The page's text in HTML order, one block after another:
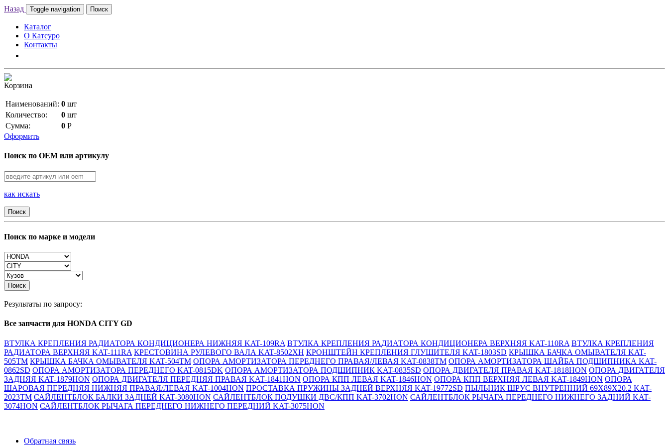
Назад Toggle navigation Поиск
Каталог
О Катсуро
Контакты
Корзина
Наименований: 0 шт
Количество:
0 шт
Сумма:
0 Р
Оформить
Поиск по OEM или артикулу
как искать
Поиск
Поиск по марке и модели
Поиск
Результаты по запросу:
Все запчасти для HONDA CITY GD
ВТУЛКА КРЕПЛЕНИЯ РАДИАТОРА КОНДИЦИОНЕРА НИЖНЯЯ KAT-109RA ВТУЛКА КРЕПЛЕНИЯ РАДИАТОРА КОНДИЦИОНЕРА ВЕРХНЯЯ KAT-110RA ВТУЛКА КРЕПЛЕНИЯ
РАДИАТОРА ВЕРХНЯЯ KAT-111RA КРЕСТОВИНА РУЛЕВОГО ВАЛА KAT-8502XH КРОНШТЕЙН КРЕПЛЕНИЯ ГЛУШИТЕЛЯ KAT-1803SD КРЫШКА БАЧКА ОМЫВАТЕЛЯ KAT-
505TM КРЫШКА БАЧКА ОМЫВАТЕЛЯ KAT-504TM ОПОРА АМОРТИЗАТОРА ПЕРЕДНЕГО ПРАВАЯ/ЛЕВАЯ KAT-0838TM ОПОРА АМОРТИЗАТОРА ШАЙБА ПОДШИПНИКА KAT-
0862SD ОПОРА АМОРТИЗАТОРА ПЕРЕДНЕГО KAT-0815DK ОПОРА АМОРТИЗАТОРА ПОДШИПНИК KAT-0835SD ОПОРА ДВИГАТЕЛЯ ПРАВАЯ KAT-1818HON ОПОРА ДВИГАТЕЛЯ
ЗАДНЯЯ KAT-1879HON ОПОРА ДВИГАТЕЛЯ ПЕРЕДНЯЯ ПРАВАЯ KAT-1841HON ОПОРА КПП ЛЕВАЯ KAT-1846HON ОПОРА КПП ВЕРХНЯЯ ЛЕВАЯ KAT-1849HON ОПОРА
ШАРОВАЯ ПЕРЕДНЯЯ НИЖНЯЯ ПРАВАЯ/ЛЕВАЯ KAT-1004HON ПРОСТАВКА ПРУЖИНЫ ЗАДНЕЙ ВЕРХНЯЯ KAT-19772SD ПЫЛЬНИК ШРУС ВНУТРЕННИЙ 69X89X20.2 KAT-
2023TM САЙЛЕНТБЛОК БАЛКИ ЗАДНЕЙ KAT-3080HON САЙЛЕНТБЛОК ПОДУШКИ ДВС/КПП KAT-3702HON САЙЛЕНТБЛОК РЫЧАГА ПЕРЕДНЕГО НИЖНЕГО ЗАДНИЙ KAT-
3074HON САЙЛЕНТБЛОК РЫЧАГА ПЕРЕДНЕГО НИЖНЕГО ПЕРЕДНИЙ KAT-3075HON
Обратная связь